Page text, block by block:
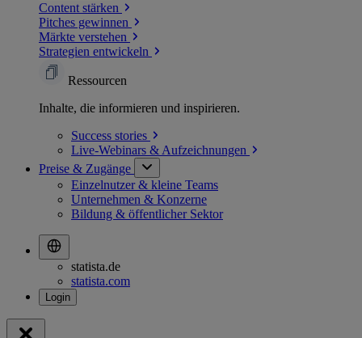
Content stärken
Pitches gewinnen
Märkte verstehen
Strategien entwickeln
Ressourcen
Inhalte, die informieren und inspirieren.
Success stories
Live-Webinars & Aufzeichnungen
Preise & Zugänge
Einzelnutzer & kleine Teams
Unternehmen & Konzerne
Bildung & öffentlicher Sektor
statista.de
statista.com